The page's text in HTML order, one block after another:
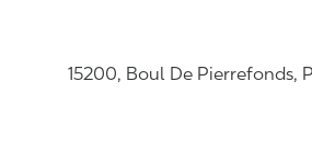
15200, Boul De Pierrefonds,